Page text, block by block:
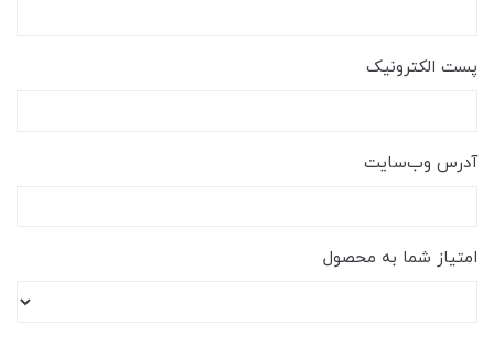
پست الکترونیک
آدرس وب‌سایت
امتیاز شما به محصول